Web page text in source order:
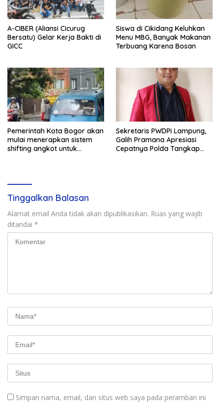
A-CIBER (Aliansi Cicurug
Bersatu) Gelar Kerja Bakti di
GICC
Siswa di Cikidang Keluhkan
Menu MBG, Banyak Makanan
Terbuang Karena Bosan
Pemerintah Kota Bogor akan
mulai menerapkan sistem
shifting angkot untuk
Sekretaris PWDPI Lampung,
Galih Pramana Apresiasi
Cepatnya Polda Tangkap
Tinggalkan Balasan
Alamat email Anda tidak akan dipublikasikan. Ruas yang wajib
ditandai *
Simpan nama, email, dan situs web saya pada peramban ini